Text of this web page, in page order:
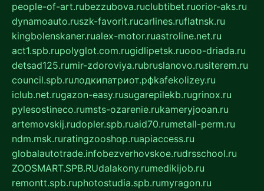
people-of-art.rubezzubova.ruclubtibet.ruorior-aks.ru
dynamoauto.ruszk-favorit.rucarlines.ruflatnsk.ru
kingbolenskaner.rualex-motor.ruastroline.net.ru
act1.spb.rupolyglot.com.rugidlipetsk.ruooo-driada.ru
detsad125.rumir-zdoroviya.rubruslanovo.rusiterem.ru
council.spb.ruлодкипатриот.рфkafekolizey.ru
iclub.net.rugazon-easy.rusugarepilekb.rugrinox.ru
pylesostineco.rumsts-ozarenie.rukameryjooan.ru
artemovskij.rudopler.spb.ruaid70.rumetall-perm.ru
ndm.msk.ruratingzooshop.ruapiaccess.ru
globalautotrade.infobezverhovskoe.rudrsschool.ru
ZOOSMART.SPB.RUdalakony.rumedikijob.ru
remontt.spb.ruphotostudia.spb.rumyragon.ru